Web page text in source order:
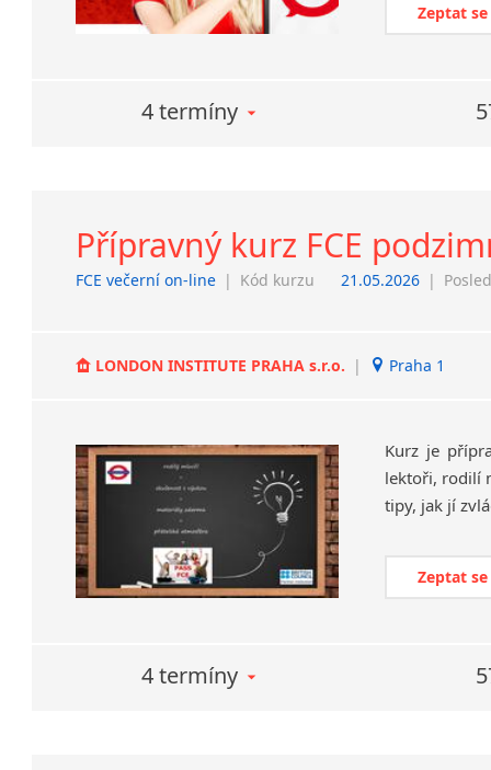
Zeptat
4 termíny
Přípravný kurz FCE
FCE večerní on-line | Kód kurzu 21.05.2026 |
LONDON INSTITUTE PRAHA s.r.o. | Praha 1
Kurz je
lektoři, rodilí
Zeptat
4 termíny